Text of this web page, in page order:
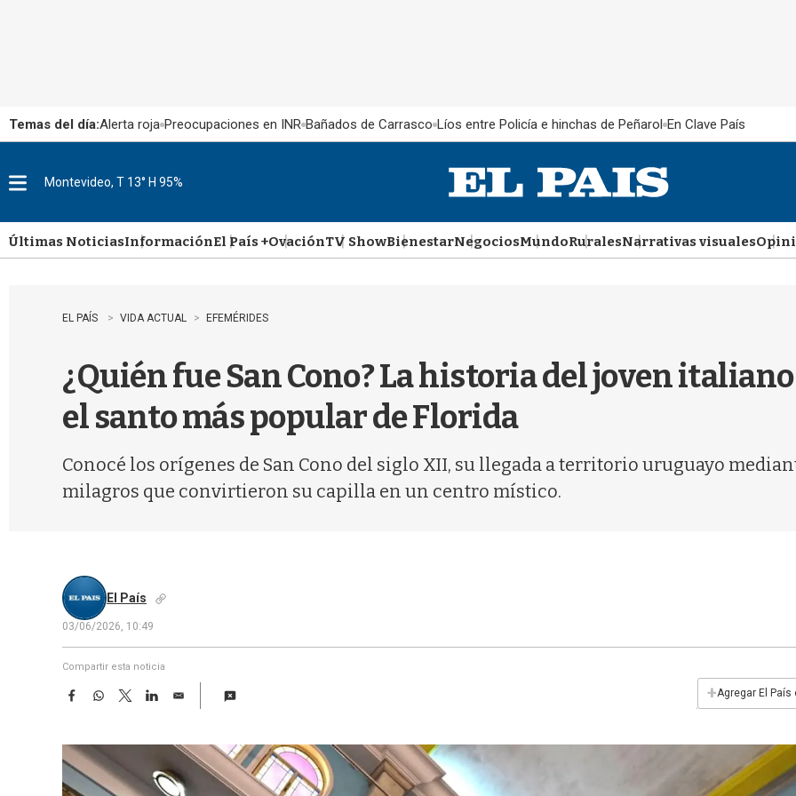
Temas del día:Alerta roja Preocupaciones en INR Bañados de Carrasco Líos entre Policía e hinchas de Peñarol En Clave País
u
Montevideo, T 13° H 95%
Últimas NoticiasInformaciónEl País +OvaciónTV ShowBienestarNegociosMundoRuralesNarrativas visuales
EL PAÍS VIDA ACTUAL EFEMÉRIDES
¿Quién fue San Cono? La historia del joven
el santo más popular de Florida
Conocé los orígenes de San Cono del siglo XII, su llegada a territorio uruguayo
milagros que convirtieron su capilla en un centro místico.
El País
03/06/2026, 10:49
Compartir esta noticia
F
e
b
o
W
t
s
A
T
w
t
e
L
k
d
E
i
+Agregar El País